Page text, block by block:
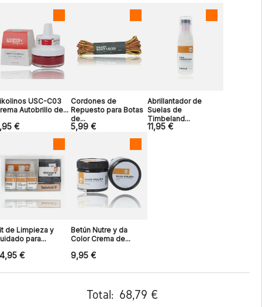
USC-C03
Autobrillo de...
€
Cordones de
Repuesto para Botas
de...
5,99 €
Abrillantador de
Suelas de
Timbeland...
11,95 €
de Limpieza y
para...
€
Betún Nutre y da
Color Crema de...
9,95 €
Total: 68,79 €